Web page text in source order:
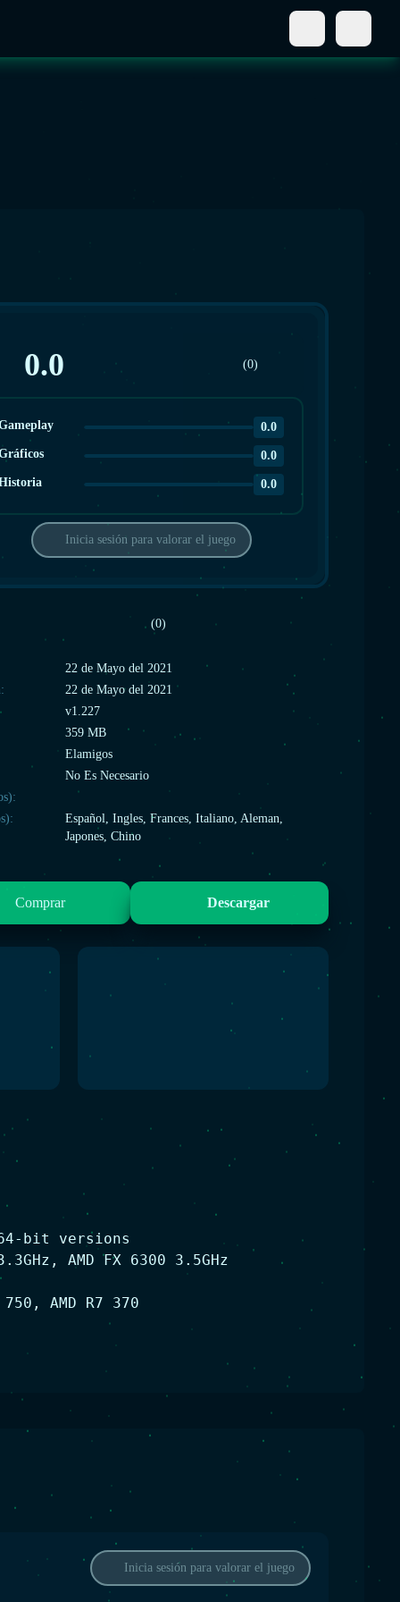
0.0 (0)
0.0
0.0
0.0
Inicia sesión para valorar el juego
(0)
22 de Mayo del 2021
22 de Mayo del 2021
v1.227
359 MB
Elamigos
No Es Necesario
Español, Ingles, Frances, Italiano, Aleman,
Japones, Chino
Comprar Descargar
bit versions
, AMD FX 6300 3.5GHz
AMD R7 370
Inicia sesión para valorar el juego